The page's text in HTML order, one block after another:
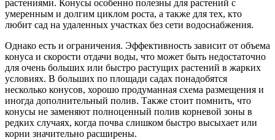
растениями. Конусы особенно полезны для растений с
умеренным и долгим циклом роста, а также для тех, кто
любит сад на удаленных участках без сети водоснабжения.
Однако есть и ограничения. Эффективность зависит от объема
конуса и скорости отдачи воды, что может быть недостаточно
для очень больших или быстро растущих растений в жарких
условиях. В больших по площади садах понадобятся
несколько конусов, хорошо продуманная схема размещения и
иногда дополнительный полив. Также стоит помнить, что
конусы не заменяют полноценный полив корневой зоны в
редких случаях, когда почва слишком быстро высыхает или
корни значительно расширены.